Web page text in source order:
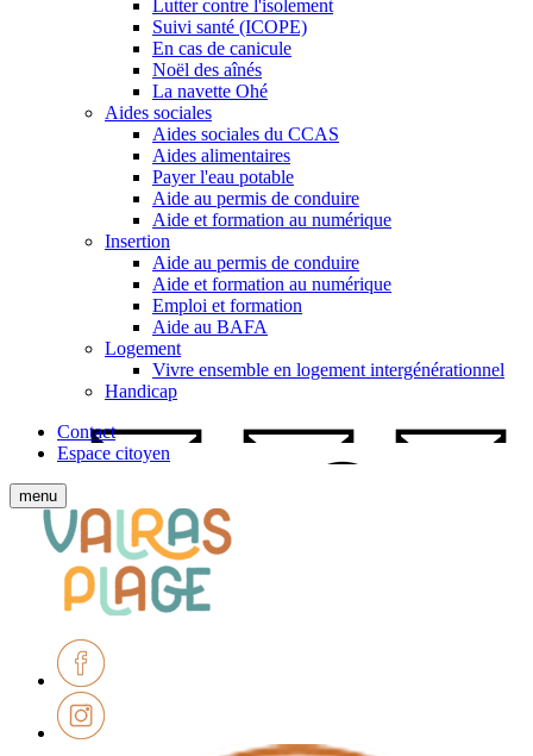
Lutter contre l'isolement
Suivi santé (ICOPE)
En cas de canicule
Noël des aînés
La navette Ohé
Aides sociales
Aides sociales du CCAS
Aides alimentaires
Payer l'eau potable
Aide au permis de conduire
Aide et formation au numérique
Insertion
Aide au permis de conduire
Aide et formation au numérique
Emploi et formation
Aide au BAFA
Logement
Vivre ensemble en logement intergénérationnel
Handicap
Contact
Espace citoyen
Afficher
le
menu
mobile
menu